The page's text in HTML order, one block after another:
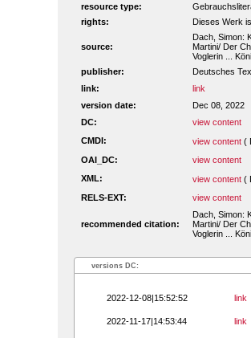
resource type:
rights:
Dieses Werk
source:
Dach, Simon:
Martini/ Der
Voglerin ...
publisher:
Deutsches
link:
link
version date:
Dec 08, 2022
DC:
view content
CMDI:
view content (
OAI_DC:
view content
XML:
view content (
RELS-EXT:
view content
recommended citation:
Dach, Simon:
Martini/ Der
Voglerin ...
versions DC:
2022-12-08|15:52:52 link
2022-11-17|14:53:44 link